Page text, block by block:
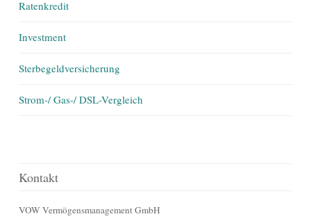
Ratenkredit
Investment
Sterbegeldversicherung
Strom-/ Gas-/ DSL-Vergleich
Kontakt
VOW Vermögensmanagement GmbH